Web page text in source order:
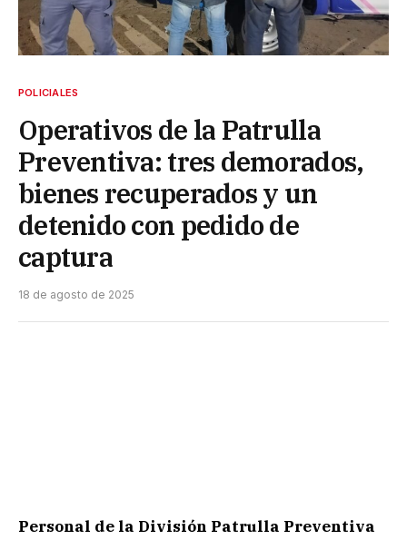
POLICIALES
Operativos de la Patrulla
Preventiva: tres demorados,
bienes recuperados y un
detenido con pedido de
captura
18 de agosto de 2025
Personal de la División Patrulla Preventiva